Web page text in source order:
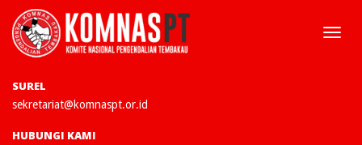
SUREL
sekretariat@komnaspt.or.id
HUBUNGI KAMI